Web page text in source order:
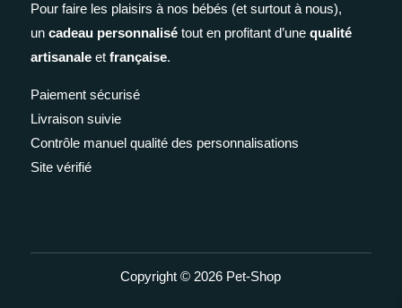
Pour faire les plaisirs à nos bébés (et surtout à nous),
un cadeau personnalisétout en profitant d’une qualité
artisanaleet française.
Paiement sécurisé
Livraison suivie
Contrôle manuel qualité des personnalisations
Site vérifié
Copyright © 2026 Pet-Shop